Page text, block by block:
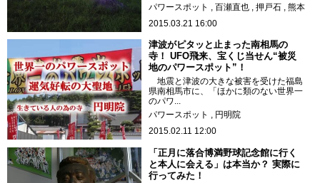
パワースポット
百瀬直也 押戸石
熊本
2015.03.21 16:00
津波がピタッと止まった南相馬の
寺！ UFO飛来、宝くじ当せん“被災
地のパワースポット”！
地震と津波の大きな被害を受けた福島
県南相馬市に、「ほかに類のない世界一
のパワ...
パワースポット
円明院
2015.02.11 12:00
「正月に落合博満野球記念館に行く
と本人に会える」は本当か？ 実際に
行ってみた！